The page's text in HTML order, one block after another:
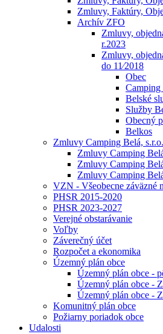
Zmluvy, Faktúry,
Archív ZFO
Zmluvy,
r.2023
Zmluvy,
do 11⁄2018
Obec
Camping
Belské
Služby
Obecný
Belkos
Zmluvy Camping Belá, s.r.o.
Zmluvy Camping
Zmluvy Camping
Zmluvy Camping
VZN - Všeobecne záväzné
PHSR 2015-2020
PHSR 2023-2027
Verejné obstarávanie
Voľby
Záverečný účet
Rozpočet a ekonomika
Územný plán obce
Územný plán obce -
Územný plán obce -
Územný plán obce -
Komunitný plán obce
Požiarny poriadok obce
Udalosti